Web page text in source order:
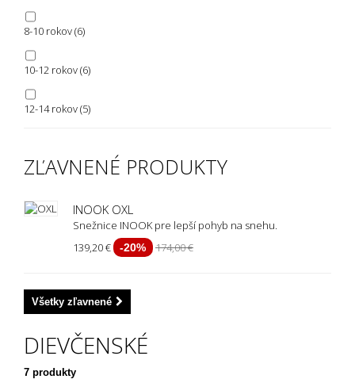
8-10 rokov(6)
10-12 rokov(6)
12-14 rokov(5)
ZĽAVNENÉ PRODUKTY
INOOK OXL
Snežnice INOOK pre lepší pohyb na snehu.
139,20 €
-20% 174,00 €
Všetky zľavnené
DIEVČENSKÉ
7 produkty